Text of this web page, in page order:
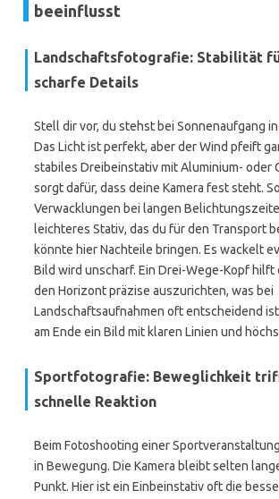
beeinflusst
Landschaftsfotografie: Stabilität
scharfe Details
Stell dir vor, du stehst bei Sonnenaufgang
Das Licht ist perfekt, aber der Wind pfeift
stabiles Dreibeinstativ mit Aluminium- oder
sorgt dafür, dass deine Kamera fest steht.
Verwacklungen bei langen
leichteres Stativ, das du für den Transport
könnte hier Nachteile bringen. Es wackelt
Bild wird unscharf. Ein Drei-Wege-Kopf hilft
den Horizont präzise auszurichten, was bei
Landschaftsaufnahmen oft entscheidend
am Ende ein Bild mit klaren Linien und
Sportfotografie: Beweglichkeit
schnelle Reaktion
Beim Fotoshooting einer
in Bewegung. Die Kamera bleibt selten
Punkt. Hier ist ein Einbeinstativ oft die